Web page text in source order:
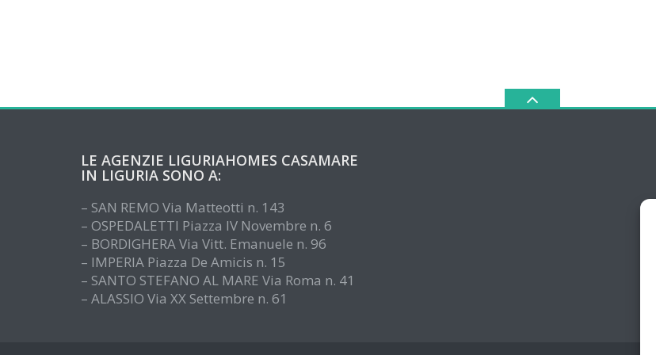
LE AGENZIE LIGURIAHOMES CASAMARE
IN LIGURIA SONO A:
– SAN REMO Via Matteotti n. 143
– OSPEDALETTI Piazza IV Novembre n. 6
– BORDIGHERA Via Vitt. Emanuele n. 96
– IMPERIA Piazza De Amicis n. 15
– SANTO STEFANO AL MARE Via Roma n. 41
– ALASSIO Via XX Settembre n. 61